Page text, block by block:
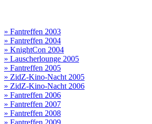
» Fantreffen 2003
» Fantreffen 2004
» KnightCon 2004
» Lauscherlounge 2005
» Fantreffen 2005
» ZidZ-Kino-Nacht 2005
» ZidZ-Kino-Nacht 2006
» Fantreffen 2006
» Fantreffen 2007
» Fantreffen 2008
» Fantreffen 2009